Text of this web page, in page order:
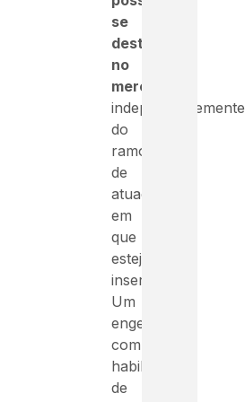
se
destacar
no
mercado
independentemente
do
ramo
de
atuação
em
que
esteja
inserido.
Um
engenheiro
com
habilidades
de